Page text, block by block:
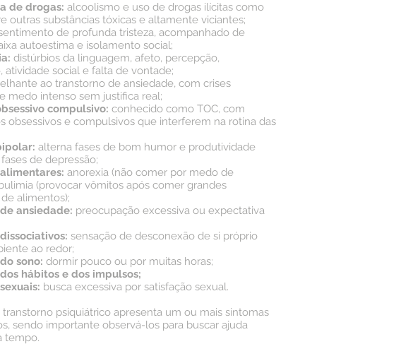
de drogas: alcoolismo e uso de drogas ilícitas como
outras substâncias tóxicas e altamente viciantes;
de profunda tristeza, acompanhado de
autoestima e isolamento social;
distúrbios da linguagem, afeto, percepção,
atividade social e falta de vontade;
ao transtorno de ansiedade, com crises
medo intenso sem justifica real;
compulsivo: conhecido como TOC, com
obsessivos e compulsivos que interferem na rotina das
alterna fases de bom humor e produtividade
de depressão;
anorexia (não comer por medo de
(provocar vômitos após comer grandes
alimentos);
ansiedade: preocupação excessiva ou expectativa
sensação de desconexão de si próprio
ao redor;
sono: dormir pouco ou por muitas horas;
hábitos e dos impulsos;
busca excessiva por satisfação sexual.
transtorno psiquiátrico apresenta um ou mais sintomas
sendo importante observá-los para buscar ajuda
tempo.